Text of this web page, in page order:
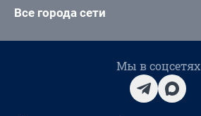
Все города сети
Мы в соцсетях